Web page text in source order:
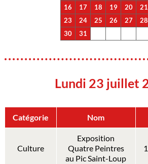
16
17 18 19 20 21
23
24 25 26 27 28
30
31
Lundi 23 juillet
Catégorie Nom
Culture
Exposition
Quatre Peintres
au Pic Saint-Loup